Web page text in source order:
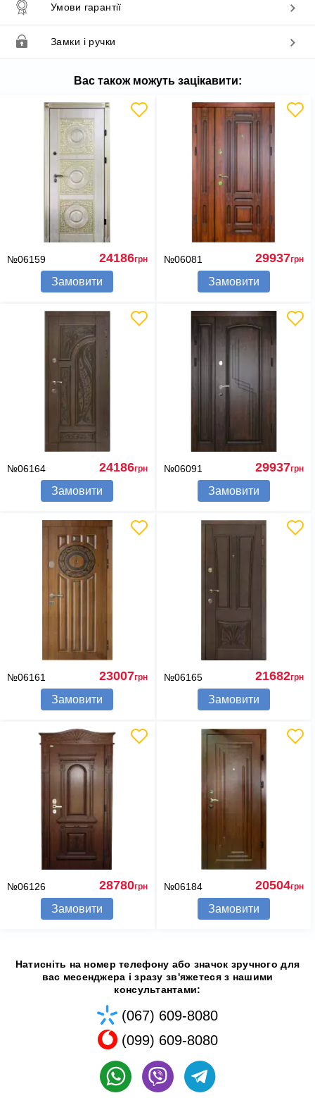
Умови гарантії
Замки і ручки
Вас також можуть зацікавити:
№06159 24186грн
Замовити
№06081 29937грн
Замовити
№06164 24186грн
Замовити
№06091 29937грн
Замовити
№06161 23007грн
Замовити
№06165 21682грн
Замовити
№06126 28780грн
Замовити
№06184 20504грн
Замовити
Натисніть на номер телефону або значок зручного для
вас месенджера і зразу зв'яжетеся з нашими
консультантами:
(067) 609-8080
(099) 609-8080